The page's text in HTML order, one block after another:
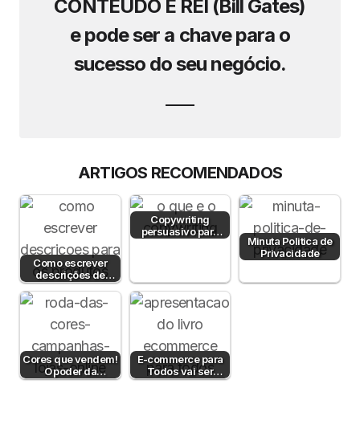
CONTEÚDO É REI (Bill Gates)
e pode ser a chave para o
sucesso do seu negócio.
ARTIGOS RECOMENDADOS
Como escrever
descrições de
produto?
Copywriting
persuasivo para
aumentar a taxa de
Minuta Politica de
Privacidade
Cores que vendem!
O poder da
psicologia da cor
E-commerce para
Todos vai ser
apresentado no E-